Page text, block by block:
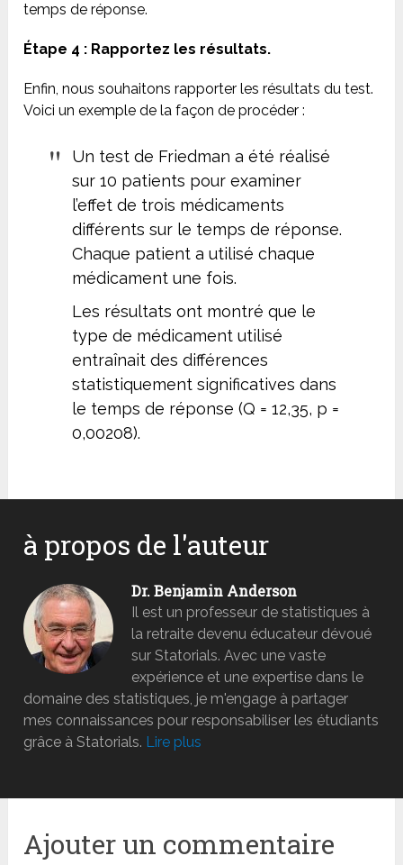
temps de réponse.
Étape 4 : Rapportez les résultats.
Enfin, nous souhaitons rapporter les résultats du test.
Voici un exemple de la façon de procéder :
Un test de Friedman a été réalisé
sur 10 patients pour examiner
l’effet de trois médicaments
différents sur le temps de réponse.
Chaque patient a utilisé chaque
médicament une fois.
Les résultats ont montré que le
type de médicament utilisé
entraînait des différences
statistiquement significatives dans
le temps de réponse (Q = 12,35, p =
0,00208).
à propos de l'auteur
Dr. Benjamin Anderson
Il est un professeur de statistiques à
la retraite devenu éducateur dévoué
sur Statorials. Avec une vaste
expérience et une expertise dans le
domaine des statistiques, je m'engage à partager
mes connaissances pour responsabiliser les étudiants
grâce à Statorials. Lire plus
Ajouter un commentaire